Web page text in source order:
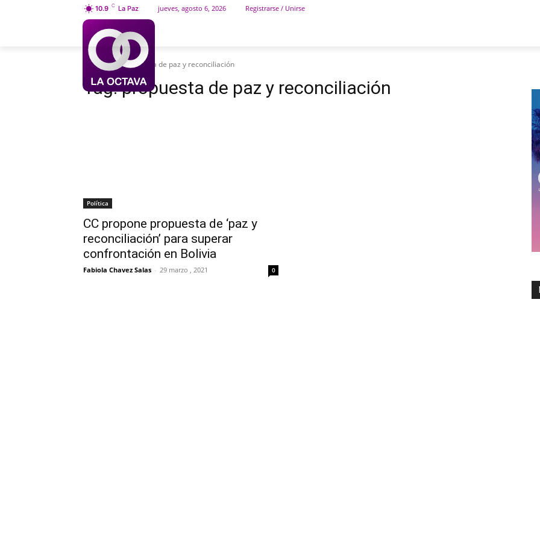
10.9 C La Paz jueves, agosto 6, 2026 Registrarse / Unirse
Etiquetas Propuesta de paz y reconciliación
Tag:propuesta de paz y reconciliación
Política
CC propone propuesta de ‘paz y
reconciliación’ para superar
confrontación en Bolivia
Fabiola Chavez Salas - 29 marzo , 2021 0